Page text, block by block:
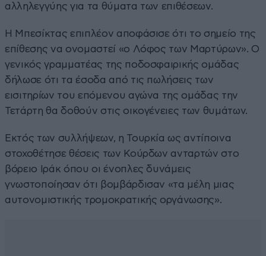
αλληλεγγύης για τα θύματα των επιθέσεων.
Η Μπεσίκτας επιπλέον αποφάσισε ότι το σημείο της
επίθεσης να ονομαστεί «ο Λόφος των Μαρτύρων». Ο
γενικός γραμματέας της ποδοσφαιρικής ομάδας
δήλωσε ότι τα έσοδα από τις πωλήσεις των
εισιτηρίων του επόμενου αγώνα της ομάδας την
Τετάρτη θα δοθούν στις οικογένειες των θυμάτων.
Εκτός των συλλήψεων, η Τουρκία ως αντίποινα
στοχοθέτησε θέσεις των Κούρδων ανταρτών στο
βόρειο Ιράκ όπου οι ένοπλες δυνάμεις
γνωστοποίησαν ότι βομβάρδισαν «τα μέλη μιας
αυτονομιστικής τρομοκρατικής οργάνωσης».